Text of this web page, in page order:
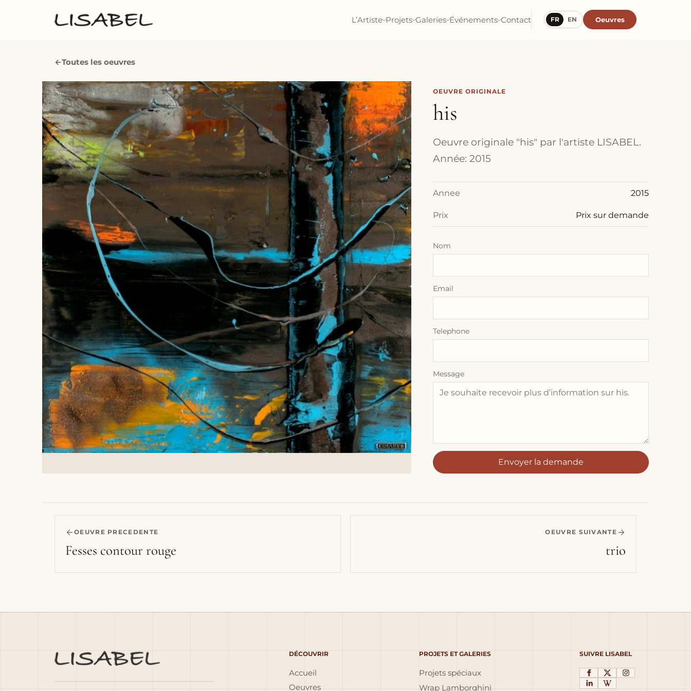
L’Artiste Projets Galeries Événements Contact FR EN Oeuvres
←Toutes les oeuvres
OEUVRE ORIGINALE
his
Oeuvre originale "his" par l'artiste LISABEL.
Année: 2015
Annee 2015
Prix Prix sur demande
Nom
Email
Telephone
Message
Envoyer la demande
OEUVRE PRECEDENTE
Fesses contour rouge
OEUVRE SUIVANTE
trio
DÉCOUVRIR
Accueil
Oeuvres
PROJETS ET GALERIES
Projets spéciaux
Wrap Lamborghini
SUIVRE LISABEL